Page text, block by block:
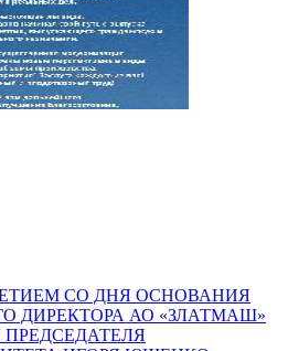
СО ДНЯ ОСНОВАНИЯ
ДИРЕКТОРА АО «ЗЛАТМАШ»